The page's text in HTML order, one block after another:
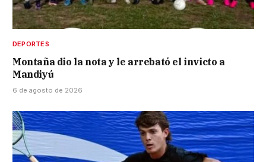
DEPORTES
Montaña dio la nota y le arrebató el invicto a
Mandiyú
6 de agosto de 2026